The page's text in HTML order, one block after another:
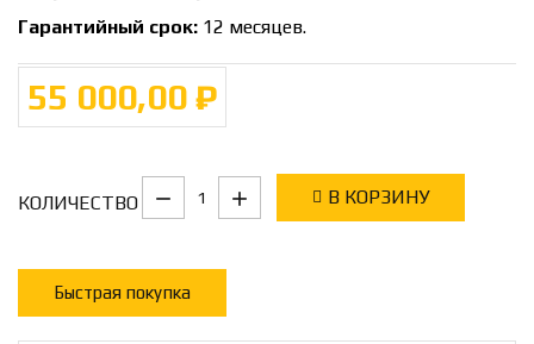
Гарантийный срок: 12 месяцев.
55 000,00 ₽
КОЛИЧЕСТВО В КОРЗИНУ
Быстрая покупка